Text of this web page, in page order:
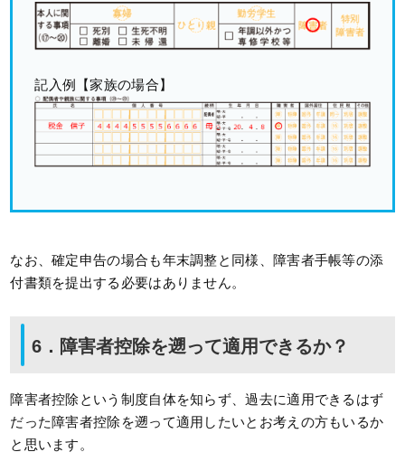
記入例【家族の場合】
なお、確定申告の場合も年末調整と同様、障害者手帳等の添
付書類を提出する必要はありません。
6．障害者控除を遡って適用できるか？
障害者控除という制度自体を知らず、過去に適用できるはず
だった障害者控除を遡って適用したいとお考えの方もいるか
と思います。